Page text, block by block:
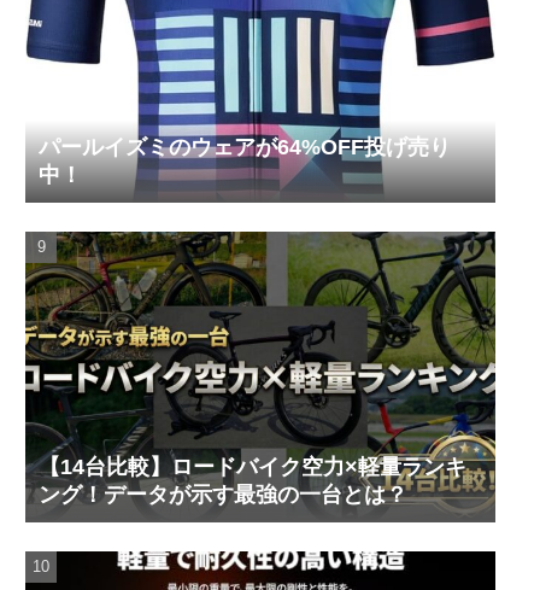
パールイズミのウェアが64%OFF投げ売り
中！
【14台比較】ロードバイク空力×軽量ランキ
ング！データが示す最強の一台とは？